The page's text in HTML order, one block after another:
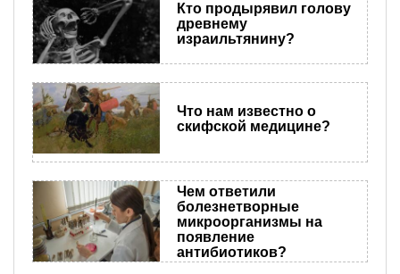
Кто продырявил голову
древнему
израильтянину?
Что нам известно о
скифской медицине?
Чем ответили
болезнетворные
микроорганизмы на
появление
антибиотиков?